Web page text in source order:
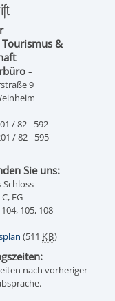
ANET
&
-
9
/ 82 - 592
/ 82 - 595
Sie uns:
Schloss
EG
105, 108
(511 KB)
nach vorheriger